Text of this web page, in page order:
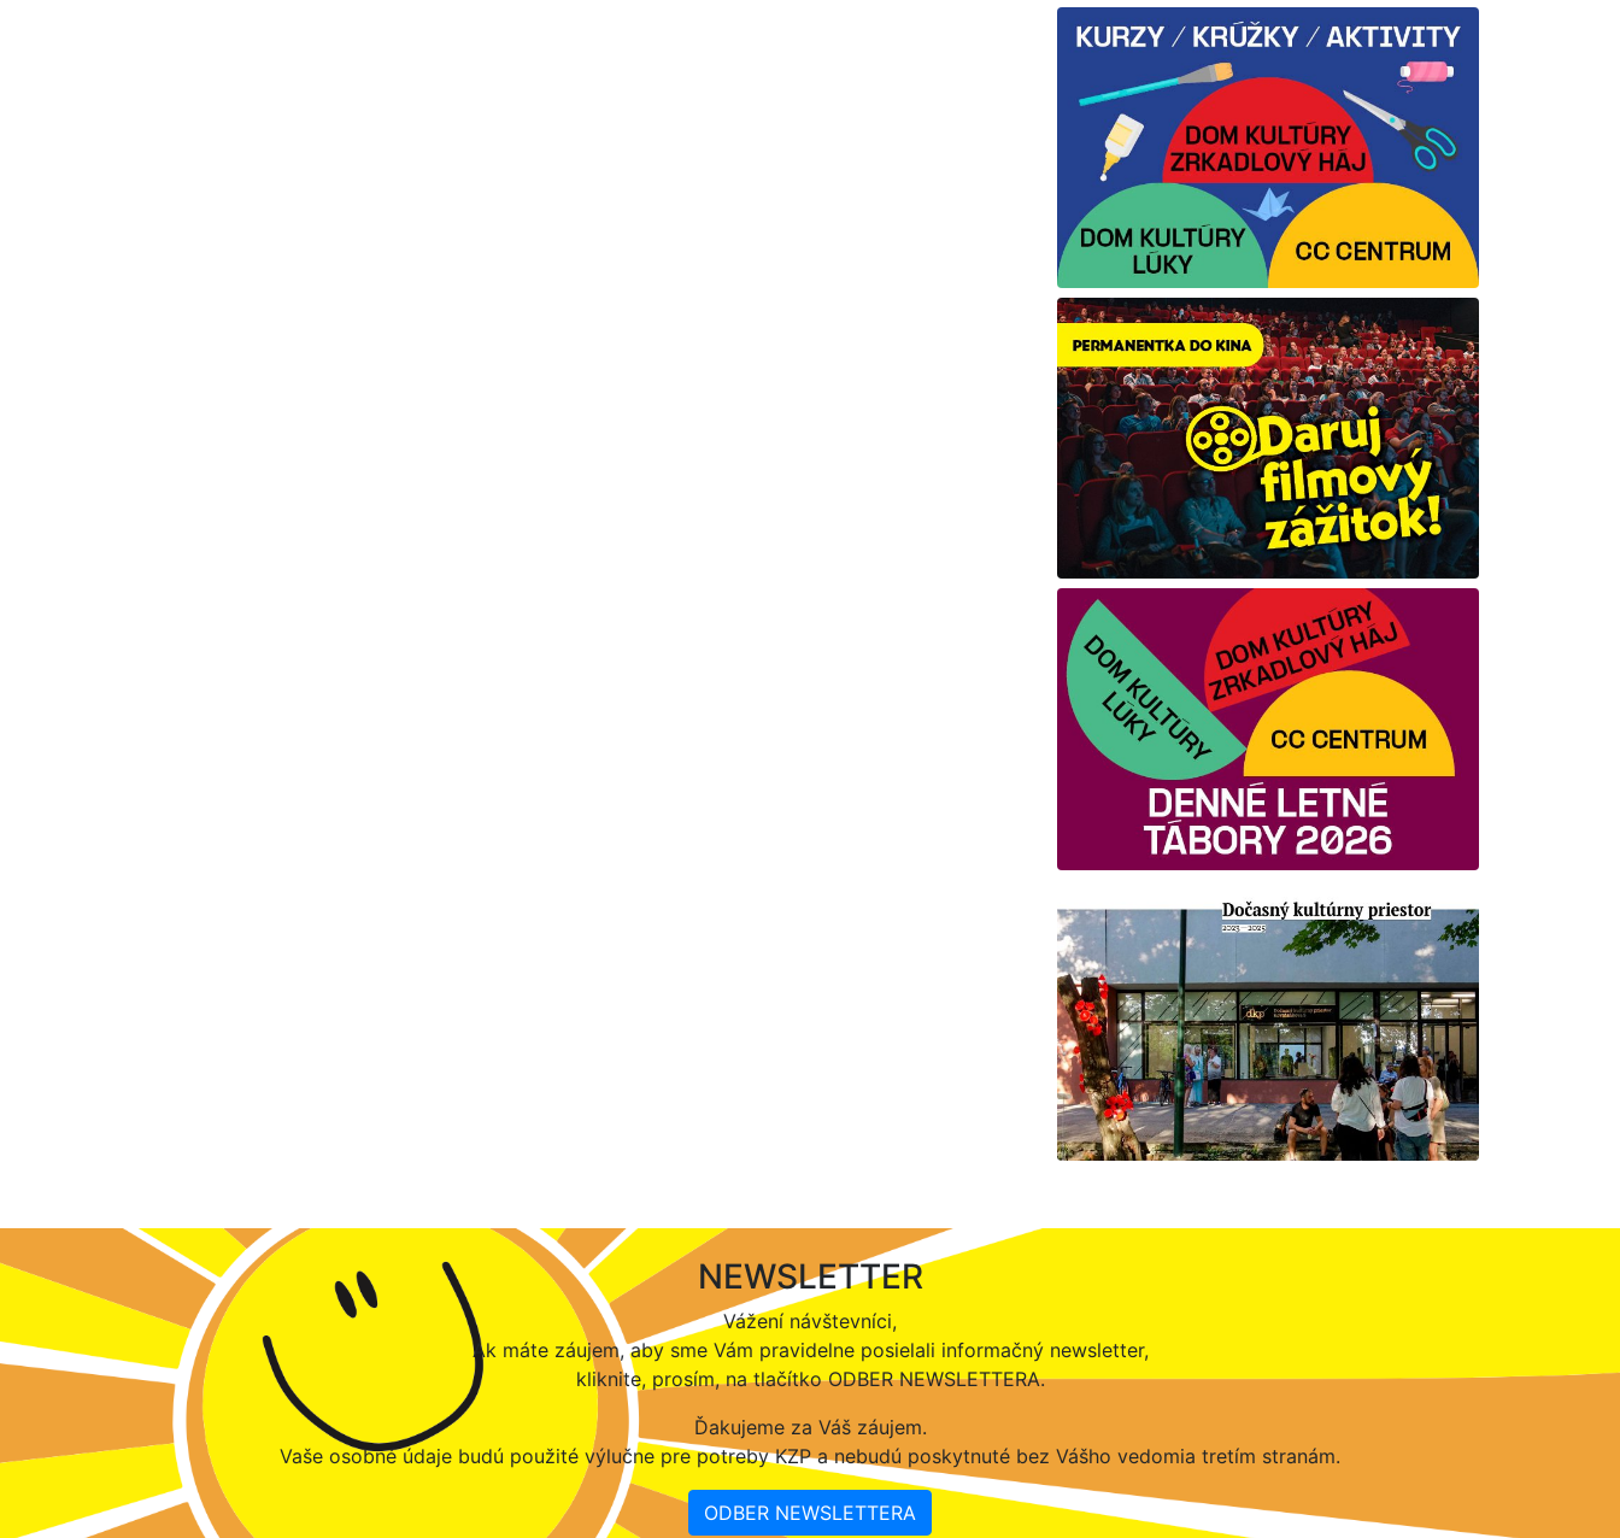
NEWSLETTER
Vážení návštevníci,
Ak máte záujem, aby sme Vám pravidelne posielali informačný newsletter,
kliknite, prosím, na tlačítko ODBER NEWSLETTERA.
Ďakujeme za Váš záujem.
Vaše osobné údaje budú použité výlučne pre potreby KZP a nebudú poskytnuté bez Vášho vedomia tretím stranám.
ODBER NEWSLETTERA